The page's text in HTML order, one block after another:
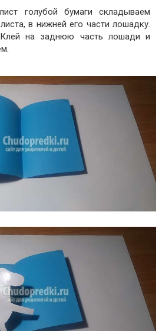
голубой бумаги складываем
в нижней его части лошадку.
на заднюю часть лошади и